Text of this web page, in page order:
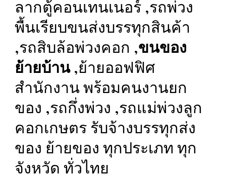
ลากตู้คอนเทนเนอร์ ,รถพ่วง
พื้นเรียบขนส่งบรรทุกสินค้า
,รถสิบล้อพ่วงคอก ,ขนของ
ย้ายบ้าน,ย้ายออฟฟิศ
สำนักงาน พร้อมคนงานยก
ของ ,รถกึ่งพ่วง ,รถแม่พ่วงลูก
คอกเกษตร รับจ้างบรรทุกส่ง
ของ ย้ายของ ทุกประเภท ทุก
จังหวัด ทั่วไทย